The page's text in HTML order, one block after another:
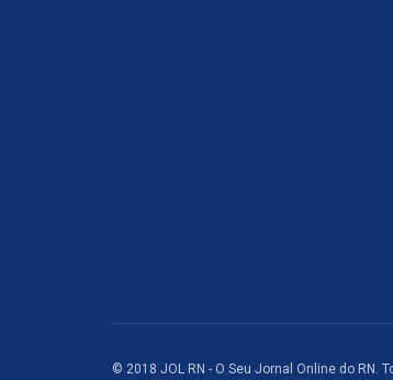
© 2018 JOL RN - O Seu Jornal Online do RN.